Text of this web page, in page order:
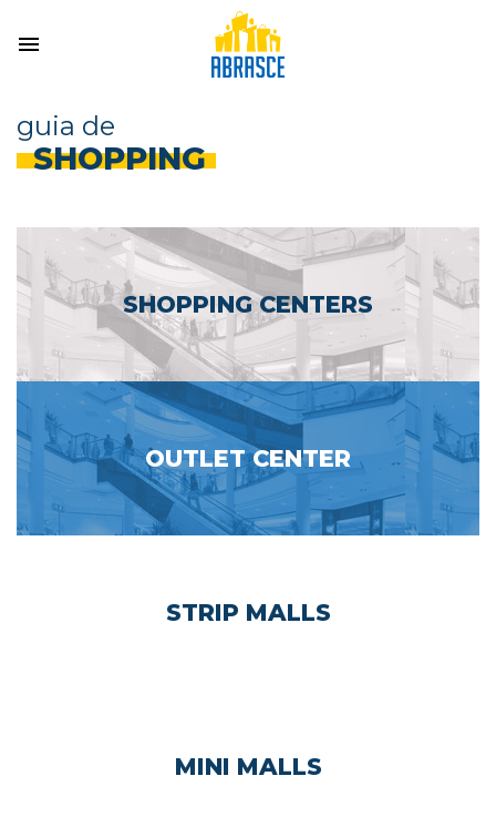
guia de
SHOPPING
SHOPPING CENTERS
OUTLET CENTER
STRIP MALLS
MINI MALLS